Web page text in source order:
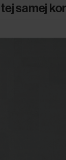
samej